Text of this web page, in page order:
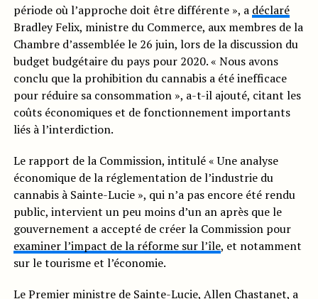
période où l’approche doit être différente », a déclaré
Bradley Felix, ministre du Commerce, aux membres de la
Chambre d’assemblée le 26 juin, lors de la discussion du
budget budgétaire du pays pour 2020. « Nous avons
conclu que la prohibition du cannabis a été inefficace
pour réduire sa consommation », a-t-il ajouté, citant les
coûts économiques et de fonctionnement importants
liés à l’interdiction.
Le rapport de la Commission, intitulé « Une analyse
économique de la réglementation de l’industrie du
cannabis à Sainte-Lucie », qui n’a pas encore été rendu
public, intervient un peu moins d’un an après que le
gouvernement a accepté de créer la Commission pour
examiner l’impact de la réforme sur l’île, et notamment
sur le tourisme et l’économie.
Le Premier ministre de Sainte-Lucie, Allen Chastanet, a